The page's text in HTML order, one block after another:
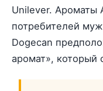
Unilever. Ароматы
потребителей
Dogecan
аромат», который